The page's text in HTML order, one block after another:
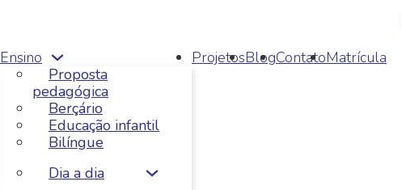
Ensino
Proposta
pedagógica
Berçário
Educação infantil
Bilíngue
Dia a dia
ProjetosBlogContatoMatrícula